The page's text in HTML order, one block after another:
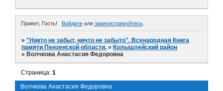
Привет, Гость! Войдитеили зарегистрируйтесь.
»"Никто не забыт, ничто не забыто". Всенародная Книга
памяти Пензенской области. » Колышлейский район
» Волчкова Анастасия Федоровна
Волчкова Анастасия Федоровна
Страница:1